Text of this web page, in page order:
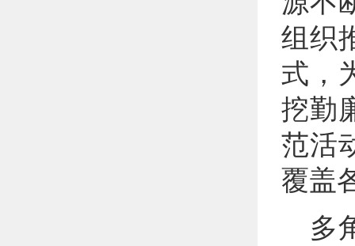
组织
式，
挖勤
范活
覆盖
多